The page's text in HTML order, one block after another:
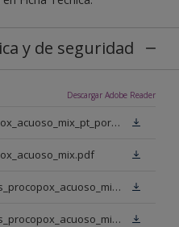
y de seguridad
Descargar Adobe Reader
ficha_tecnica_293_procopox_acuoso_mix_pt_portugal.pdf
ficha_seguridad_pr_es_es_procopox_acuoso_mix_bb.pdf
ficha_seguridad_pr_es_es_procopox_acuoso_mix_bm.pdf